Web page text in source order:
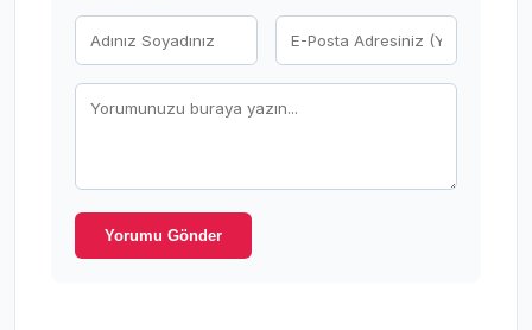
Yorumu Gönder